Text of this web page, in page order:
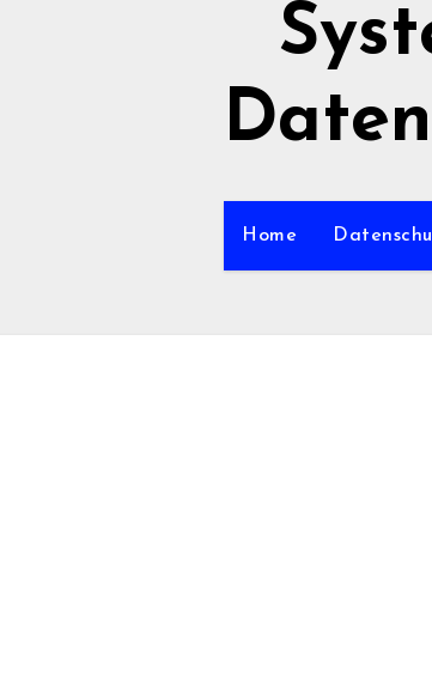
Home